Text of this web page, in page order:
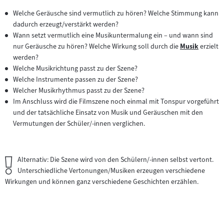
Welche Geräusche sind vermutlich zu hören? Welche Stimmung kann
dadurch erzeugt/verstärkt werden?
Wann setzt vermutlich eine Musikuntermalung ein – und wann sind
nur Geräusche zu hören? Welche Wirkung soll durch dieZum
Musikerzielt
werden?
Welche Musikrichtung passt zu der Szene?
Welche Instrumente passen zu der Szene?
Welcher Musikrhythmus passt zu der Szene?
Im Anschluss wird die Filmszene noch einmal mit Tonspur vorgeführt
und der tatsächliche Einsatz von Musik und Geräuschen mit den
Vermutungen der Schüler/-innen verglichen.
Wichtiger
Hinweis:
Alternativ: Die Szene wird von den Schülern/-innen selbst vertont.
Unterschiedliche Vertonungen/Musiken erzeugen verschiedene
Wirkungen und können ganz verschiedene Geschichten erzählen.